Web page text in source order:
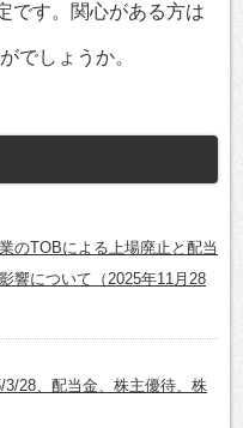
です。関心がある方は
でしょうか。
のTOBによる上場廃止と配当
響について（2025年11月28
3/28、配当金、株主優待、株